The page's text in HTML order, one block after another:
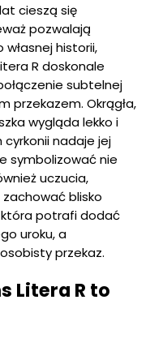
cieszą się
pozwalają
historii,
R doskonale
subtelnej
przekazem. Okrągła,
wygląda lekko i
nadaje jej
symbolizować nie
uczucia,
blisko
która potrafi dodać
uroku, a
przekaz.
Litera R to